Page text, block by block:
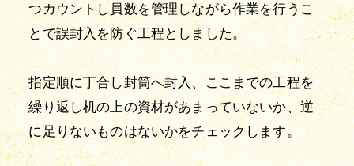
つカウントし員数を管理しながら作業を行うこ
とで誤封入を防ぐ工程としました。
指定順に丁合し封筒へ封入、ここまでの工程を
繰り返し机の上の資材があまっていないか、逆
に足りないものはないかをチェックします。